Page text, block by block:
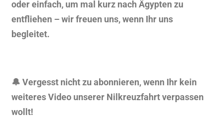
oder einfach, um mal kurz nach Ägypten zu
entfliehen – wir freuen uns, wenn Ihr uns
begleitet.
🔔 Vergesst nicht zu abonnieren, wenn Ihr kein
weiteres Video unserer Nilkreuzfahrt verpassen
wollt!